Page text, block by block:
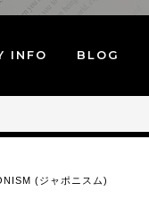
INFO BLOG
(ジャポニスム)